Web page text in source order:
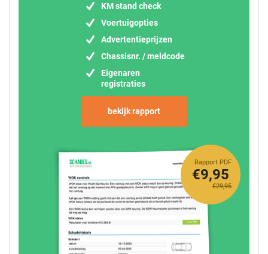
KM stand check
Voertuigopties
Advertentieprijzen
Chassisnr. / meldcode
Eigenaren
registraties
bekijk rapport
Rapport PDF
€29,95
€9,95